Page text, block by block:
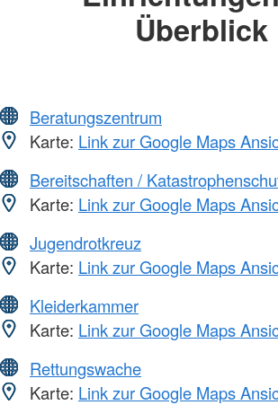
Überblick
Beratungszentrum
Karte: Link zur Google Maps
Bereitschaften /
Karte: Link zur Google Maps
Jugendrotkreuz
Karte: Link zur Google Maps
Kleiderkammer
Karte: Link zur Google Maps
Rettungswache
Karte: Link zur Google Maps